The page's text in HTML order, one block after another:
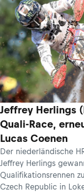
Jeffrey Herlings
Quali-Race,
Lucas Coenen
Der niederländische
Jeffrey Herlings
Qualifikationsrennen
Czech Republic in